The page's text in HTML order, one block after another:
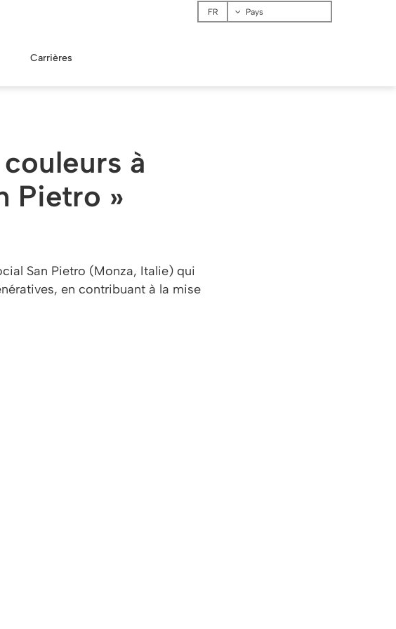
Pays
Carrières
à
Pietro »
San Pietro (Monza, Italie) qui
en contribuant à la mise